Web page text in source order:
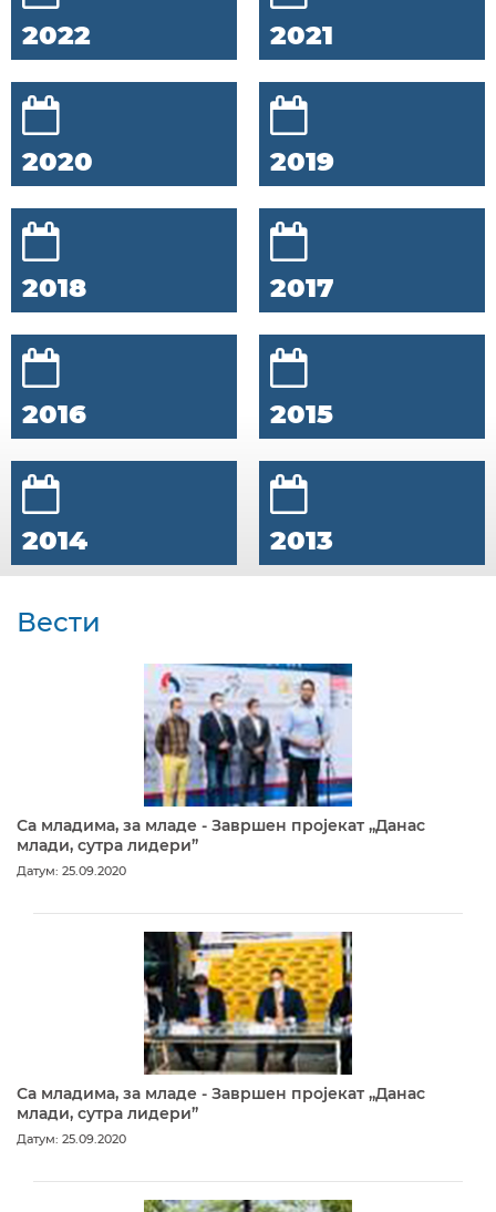
2022 2021
2020 2019
2018 2017
2016 2015
2014 2013
Вести
Са младима, за младе - Завршен пројекат „Данас
млади, сутра лидери”
Датум: 25.09.2020
Са младима, за младе - Завршен пројекат „Данас
млади, сутра лидери”
Датум: 25.09.2020